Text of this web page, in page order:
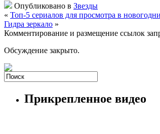
Опубликовано в Звезды
« Топ-5 сериалов для просмотра в
Гидра зеркало »
Комментирование и размещение ссылок
Обсуждение закрыто.
Прикрепленное видео